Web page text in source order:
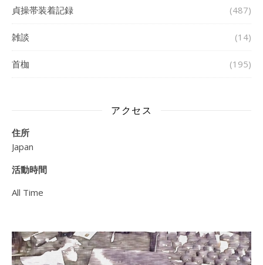
貞操帯装着記録 (487)
雑談 (14)
首枷 (195)
アクセス
住所
Japan
活動時間
All Time